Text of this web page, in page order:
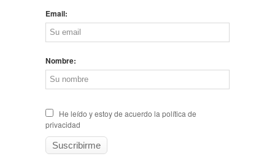
Email:
Nombre:
He leído y estoy de acuerdo la política de
privacidad